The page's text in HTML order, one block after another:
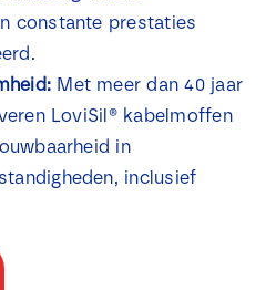
constante prestaties
Met meer dan 40 jaar
LoviSil® kabelmoffen
in
inclusief